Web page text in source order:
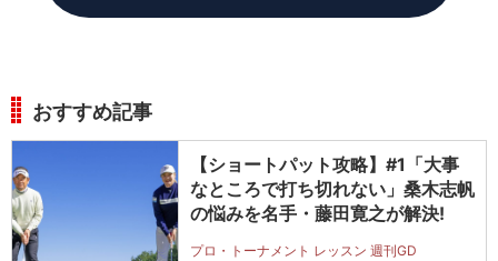
おすすめ記事
【ショートパット攻略】#1「大事
なところで打ち切れない」桑木志帆
の悩みを名手・藤田寛之が解決!
プロ・トーナメント レッスン 週刊GD